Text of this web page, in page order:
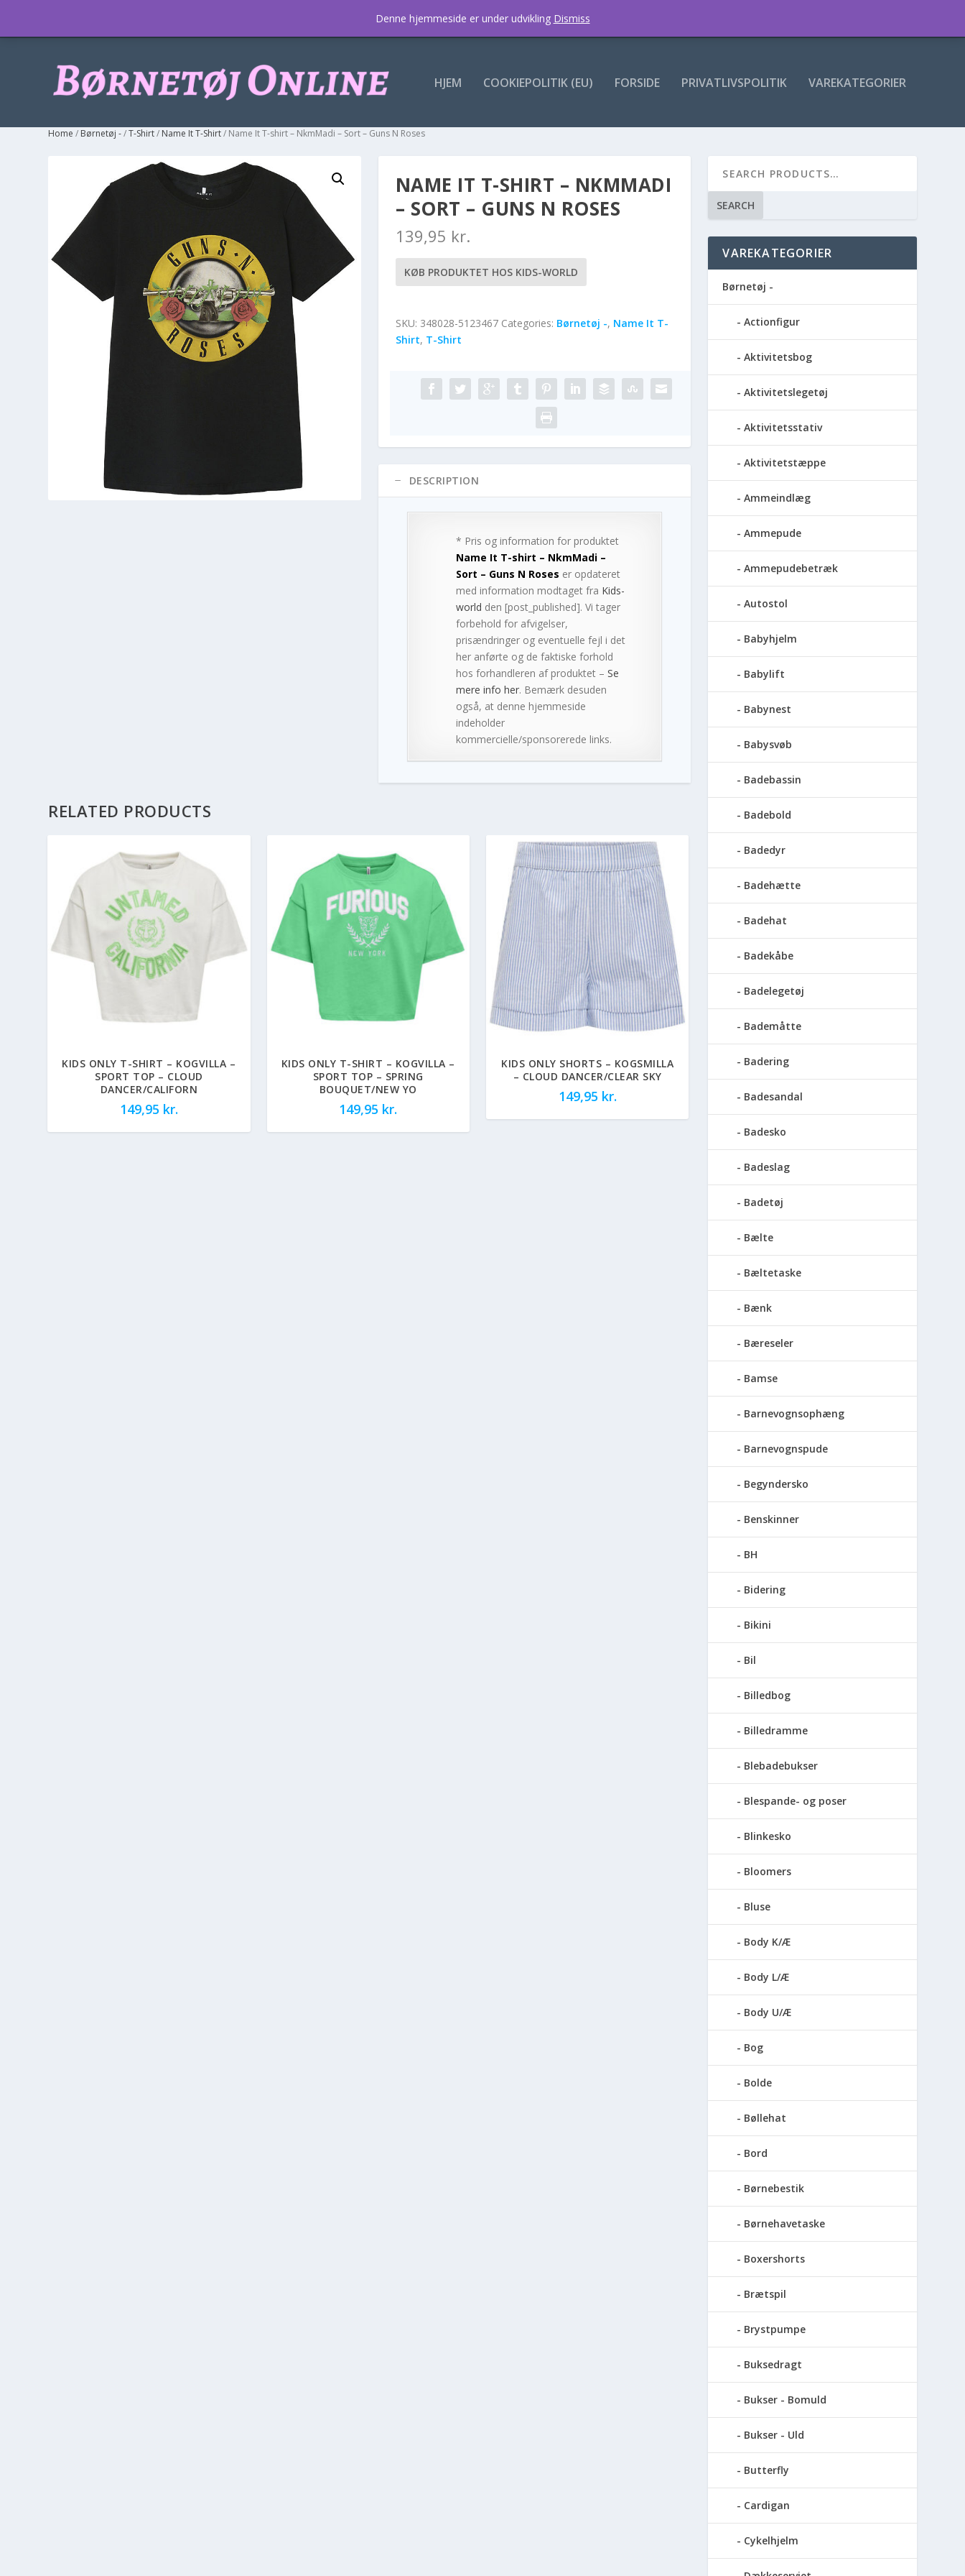
HJEM COOKIEPOLITIK (EU) FORSIDE PRIVATLIVSPOLITIK VAREKATEGORIER
Home / Børnetøj -/T-Shirt/ Name It T-Shirt/ Name It T-shirt – NkmMadi – Sort – Guns N Roses
NAME IT T-SHIRT – NKMMADI
– SORT – GUNS N ROSES
139,95 kr.
KØB PRODUKTET HOS KIDS-WORLD
SKU: 348028-5123467 Categories: Børnetøj -, Name It T-
Shirt, T-Shirt
DESCRIPTION
* Pris og information for produktet
Name It T-shirt – NkmMadi –
Sort – Guns N Roses er opdateret
med information modtaget fra Kids-
world den [post_published]. Vi tager
forbehold for afvigelser,
prisændringer og eventuelle fejl i det
her anførte og de faktiske forhold
hos forhandleren af produktet – Se
mere info her. Bemærk desuden
også, at denne hjemmeside
indeholder
kommercielle/sponsorerede links.
RELATED PRODUCTS
KIDS ONLY T-SHIRT – KOGVILLA –
SPORT TOP – CLOUD
DANCER/CALIFORN
149,95 kr.
KIDS ONLY T-SHIRT – KOGVILLA –
SPORT TOP – SPRING
BOUQUET/NEW YO
149,95 kr.
KIDS ONLY SHORTS – KOGSMILLA
– CLOUD DANCER/CLEAR SKY
149,95 kr.
SEARCH
VAREKATEGORIER
Børnetøj -
Actionfigur
Aktivitetsbog
Aktivitetslegetøj
Aktivitetsstativ
Aktivitetstæppe
Ammeindlæg
Ammepude
Ammepudebetræk
Autostol
Babyhjelm
Babylift
Babynest
Babysvøb
Badebassin
Badebold
Badedyr
Badehætte
Badehat
Badekåbe
Badelegetøj
Bademåtte
Badering
Badesandal
Badesko
Badeslag
Badetøj
Bælte
Bæltetaske
Bænk
Bæreseler
Bamse
Barnevognsophæng
Barnevognspude
Begyndersko
Benskinner
BH
Bidering
Bikini
Bil
Billedbog
Billedramme
Blebadebukser
Blespande- og poser
Blinkesko
Bloomers
Bluse
Body K/Æ
Body L/Æ
Body U/Æ
Bog
Bolde
Bøllehat
Bord
Børnebestik
Børnehavetaske
Boxershorts
Brætspil
Brystpumpe
Buksedragt
Bukser - Bomuld
Bukser - Uld
Butterfly
Cardigan
Cykelhjelm
Denne hjemmeside er under udvikling Dismiss